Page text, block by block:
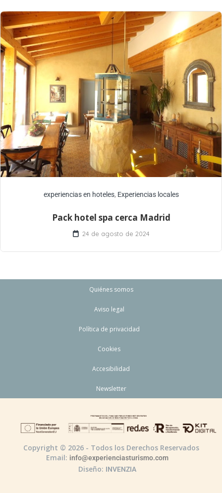
experiencias en hoteles, Experiencias locales
Pack hotel spa cerca Madrid
24 de agosto de 2024
Quiénes somos
Aviso legal
Política de privacidad
Cookies
Accesibilidad
Newsletter
Copyright © 2026 - Todos los Derechos Reservados
Email: info@experienciasturismo.com
Diseño: INVENZIA